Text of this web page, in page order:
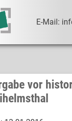
E-Mail:
vor